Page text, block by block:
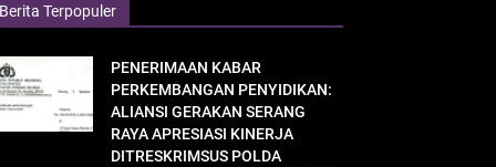
Berita Terpopuler
PENERIMAAN KABAR
PERKEMBANGAN PENYIDIKAN:
ALIANSI GERAKAN SERANG
RAYA APRESIASI KINERJA
DITRESKRIMSUS POLDA